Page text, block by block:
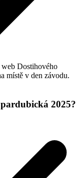
Dostihového
místě v den závodu.
2025?